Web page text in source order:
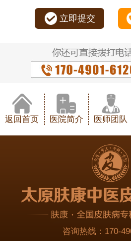
立即提交
返回首页 医院简介 医师团队
咨询热线： 170-